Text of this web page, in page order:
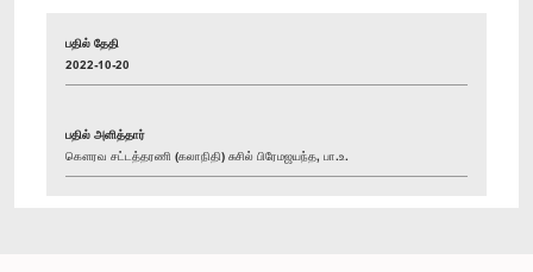
பதில் தேதி
2022-10-20
பதில் அளித்தார்
கௌரவ சட்டத்தரணி (கலாநிதி) சுசில் பிரேமஜயந்த, பா.உ.